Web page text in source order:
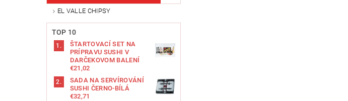
EL VALLE CHIPSY
TOP 10
ŠTARTOVACÍ SET NA
PRÍPRAVU SUSHI V
DARČEKOVOM BALENÍ
€21,02
SADA NA SERVÍROVÁNÍ
SUSHI ČERNO-BÍLÁ
€32,71